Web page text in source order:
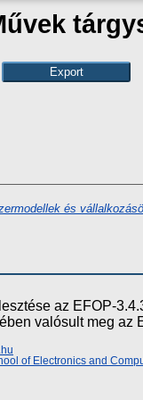
és
az EFOP-
valósult meg
of Electronics and